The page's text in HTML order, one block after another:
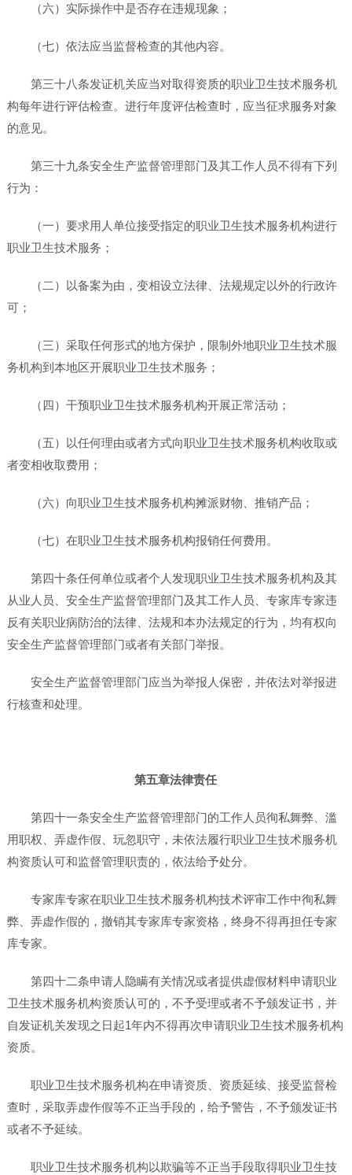
（六）实际操作中是否存在违规现象；
（七）依法应当监督检查的其他内容。
第三十八条发证机关应当对取得资质的职业卫生技术服务机
构每年进行评估检查。进行年度评估检查时，应当征求服务对象
的意见。
第三十九条安全生产监督管理部门及其工作人员不得有下列
行为：
（一）要求用人单位接受指定的职业卫生技术服务机构进行
职业卫生技术服务；
（二）以备案为由，变相设立法律、法规规定以外的行政许
可；
（三）采取任何形式的地方保护，限制外地职业卫生技术服
务机构到本地区开展职业卫生技术服务；
（四）干预职业卫生技术服务机构开展正常活动；
（五）以任何理由或者方式向职业卫生技术服务机构收取或
者变相收取费用；
（六）向职业卫生技术服务机构摊派财物、推销产品；
（七）在职业卫生技术服务机构报销任何费用。
第四十条任何单位或者个人发现职业卫生技术服务机构及其
从业人员、安全生产监督管理部门及其工作人员、专家库专家违
反有关职业病防治的法律、法规和本办法规定的行为，均有权向
安全生产监督管理部门或者有关部门举报。
安全生产监督管理部门应当为举报人保密，并依法对举报进
行核查和处理。
第五章法律责任
第四十一条安全生产监督管理部门的工作人员徇私舞弊、滥
用职权、弄虚作假、玩忽职守，未依法履行职业卫生技术服务机
构资质认可和监督管理职责的，依法给予处分。
专家库专家在职业卫生技术服务机构技术评审工作中徇私舞
弊、弄虚作假的，撤销其专家库专家资格，终身不得再担任专家
库专家。
第四十二条申请人隐瞒有关情况或者提供虚假材料申请职业
卫生技术服务机构资质认可的，不予受理或者不予颁发证书，并
自发证机关发现之日起1年内不得再次申请职业卫生技术服务机构
资质。
职业卫生技术服务机构在申请资质、资质延续、接受监督检
查时，采取弄虚作假等不正当手段的，给予警告，不予颁发证书
或者不予延续。
职业卫生技术服务机构以欺骗等不正当手段取得职业卫生技